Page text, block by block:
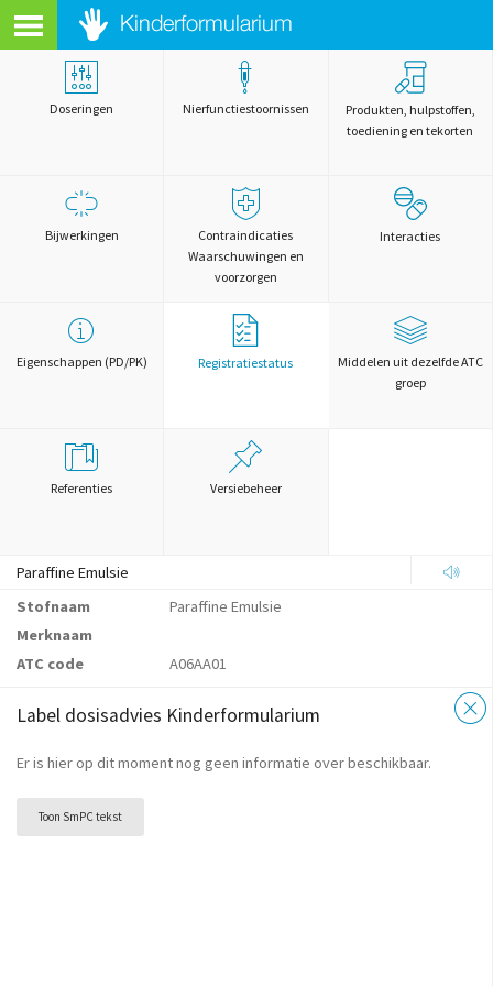
Doseringen Nierfunctiestoornissen
Produkten, hulpstoffen,
toediening en tekorten
Bijwerkingen
Contraindicaties
Waarschuwingen en
voorzorgen
Interacties
Eigenschappen (PD/PK) Registratiestatus
Middelen uit dezelfde ATC
groep
Referenties Versiebeheer
Paraffine Emulsie
Stofnaam
Paraffine Emulsie
Merknaam
ATC code
A06AA01
Label dosisadvies Kinderformularium
Er is hier op dit moment nog geen informatie over beschikbaar.
Toon SmPC tekst